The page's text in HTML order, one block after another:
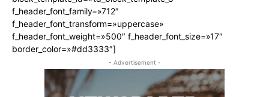
f_header_font_family=»712″
f_header_font_transform=»uppercase»
f_header_font_weight=»500″ f_header_font_size=»17″
border_color=»#dd3333″]
- Advertisement -